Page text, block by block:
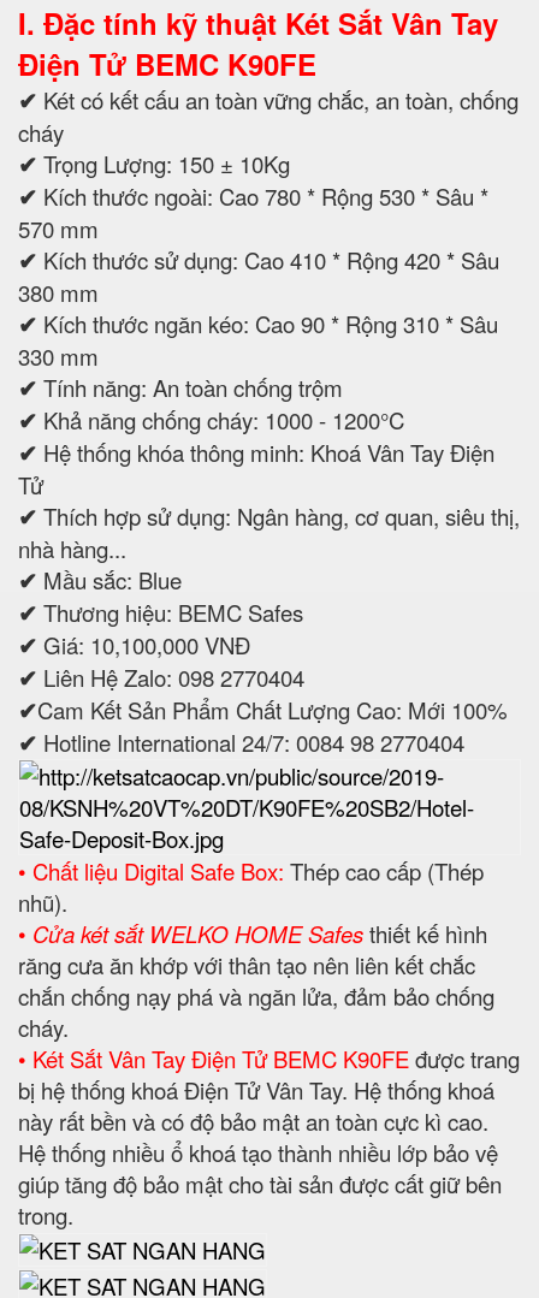
I. Đặc tính kỹ thuật Két Sắt Vân Tay
Điện Tử BEMC K90FE
✔ Két có kết cấu an toàn vững chắc, an toàn, chống
cháy
✔ Trọng Lượng: 150 ± 10Kg
✔ Kích thước ngoài: Cao 780 * Rộng 530 * Sâu *
570 mm
✔ Kích thước sử dụng: Cao 410 * Rộng 420 * Sâu
380 mm
✔ Kích thước ngăn kéo: Cao 90 * Rộng 310 * Sâu
330 mm
✔ Tính năng: An toàn chống trộm
✔ Khả năng chống cháy: 1000 - 1200°C
✔ Hệ thống khóa thông minh: Khoá Vân Tay Điện
Tử
✔ Thích hợp sử dụng: Ngân hàng, cơ quan, siêu thị,
nhà hàng...
✔ Mầu sắc: Blue
✔ Thương hiệu: BEMC Safes
✔ Giá: 10,100,000 VNĐ
✔ Liên Hệ Zalo: 098 2770404
✔Cam Kết Sản Phẩm Chất Lượng Cao: Mới 100%
✔ Hotline International 24/7: 0084 98 2770404
• Chất liệu Digital Safe Box: Thép cao cấp (Thép
nhũ).
• Cửa két sắt WELKO HOME Safesthiết kế hình
răng cưa ăn khớp với thân tạo nên liên kết chắc
chắn chống nạy phá và ngăn lửa, đảm bảo chống
cháy.
• Két Sắt Vân Tay Điện Tử BEMC K90FEđược trang
bị hệ thống khoá Điện Tử Vân Tay. Hệ thống khoá
này rất bền và có độ bảo mật an toàn cực kì cao.
Hệ thống nhiều ổ khoá tạo thành nhiều lớp bảo vệ
giúp tăng độ bảo mật cho tài sản được cất giữ bên
trong.